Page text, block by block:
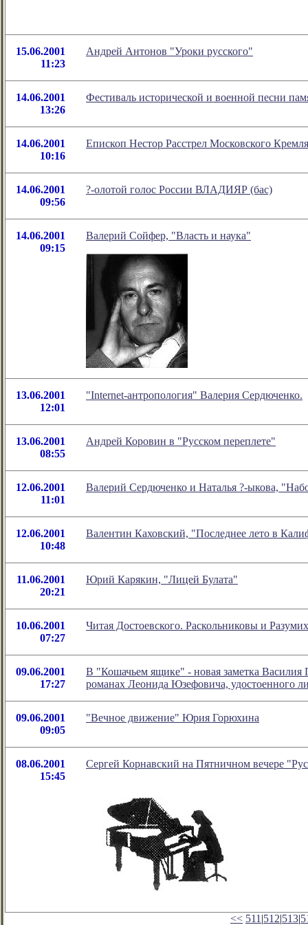
15.06.2001
11:23
Андрей Антонов "Уроки русского"
14.06.2001
13:26
Фестиваль исторической и военной песни
14.06.2001
10:16
Епископ Нестор Расстрел Московского Кремля
14.06.2001
09:56
?-олотой голос России ВЛАДИЯР (бас)
14.06.2001
09:15
Валерий Сойфер, "Власть и наука"
13.06.2001
12:01
"Internet-антропология" Валерия Сердюченко.
13.06.2001
08:55
Андрей Коровин в "Русском переплете"
12.06.2001
11:01
Валерий Сердюченко и Наталья ?-ыкова,
12.06.2001
10:48
Валентин Каховский, "Последнее лето в
11.06.2001
20:21
Юрий Карякин, "Лицей Булата"
10.06.2001
07:27
Читая Достоевского. Раскольниковы и
09.06.2001
17:27
В "Кошачьем ящике" - новая заметка
романах Леонида Юзефовича, удостоенного
09.06.2001
09:05
"Вечное движение" Юрия Горюхина
08.06.2001
15:45
Сергей Корнавский на Пятничном вечере
<< 511 |512|513|